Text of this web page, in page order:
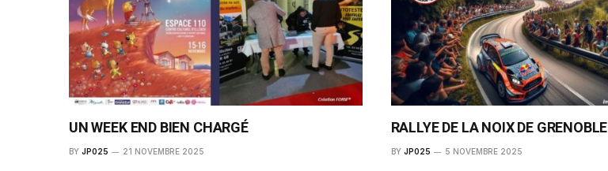
UN WEEK END BIEN CHARGÉ
BY JP025 21 NOVEMBRE 2025
RALLYE DE LA NOIX DE GRENOBLE
BY JP025 5 NOVEMBRE 2025